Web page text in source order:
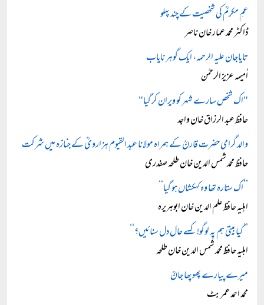
عمِ مکرمؒ کی شخصیت کے چند پہلو
ڈاکٹر محمد عمار خان ناصر
تایاجان علیہ الرحمہ، ایک گوہر نایاب
اُمیمہ عزیز الرحمٰن
"اک شخص سارے شہر کو ویران کر گیا"
حافظ عبد الرزاق خان واجد
والد گرامی حضرت قارنؒ کے ہمراہ مولانا عبد القیوم ہزارویؒ کے جنازہ میں شرکت
حافظ محمد شمس الدین خان طلحہ صفدری
’’اک ستارہ تھا وہ کہکشاں ہو گیا‘‘
اہلیہ حافظ علم الدین خان ابوہریرہ
’’کیا بیتی ہم پہ لوگو! کسے حال دل سنائیں؟‘‘
اہلیہ حافظ محمد شمس الدین خان طلحہ
میرے پیارے پھوپھا جانؒ
محمد احمد عمر بٹ